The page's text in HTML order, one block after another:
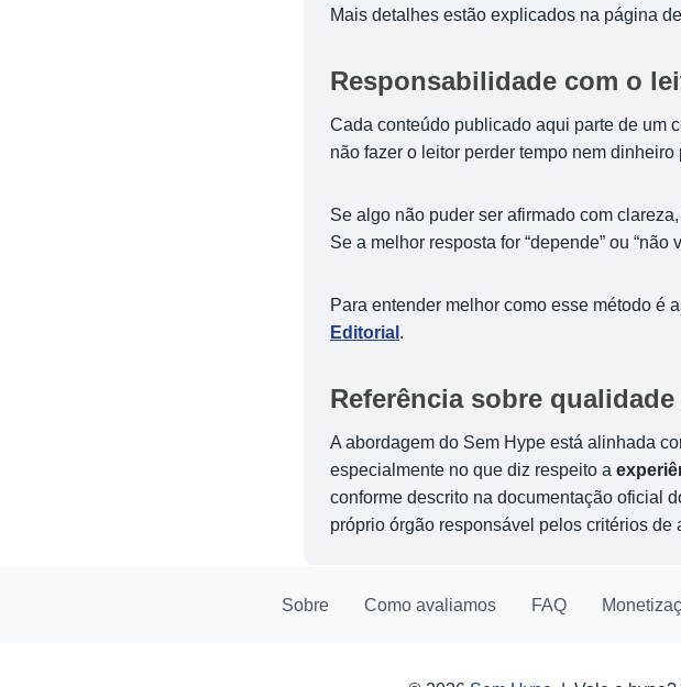
Mais detalhes estão explicados na página de
Responsabilidade com o
Cada conteúdo publicado aqui parte de um
não fazer o leitor perder tempo nem
Se algo não puder ser afirmado com
Se a melhor resposta for “depende” ou
Para entender melhor como esse método é
Editorial .
Referência sobre
A abordagem do Sem Hype está alinhada
especialmente no que diz respeito a
conforme descrito na documentação oficial
próprio órgão responsável pelos critérios
Sobre Como avaliamos FAQ